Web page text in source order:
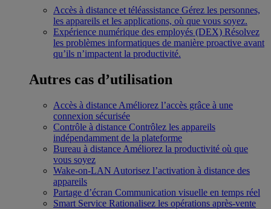
Accès à distance et téléassistance Gérez les personnes,
les appareils et les applications, où que vous soyez.
Expérience numérique des employés (DEX) Résolvez
les problèmes informatiques de manière proactive avant
qu’ils n’impactent la productivité.
Autres cas d’utilisation
Accès à distance Améliorez l’accès grâce à une
connexion sécurisée
Contrôle à distance Contrôlez les appareils
indépendamment de la plateforme
Bureau à distance Améliorez la productivité où que
vous soyez
Wake-on-LAN Autorisez l’activation à distance des
appareils
Partage d’écran Communication visuelle en temps réel
Smart Service Rationalisez les opérations après-vente